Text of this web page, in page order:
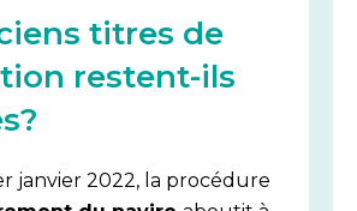
titres de
restent-ils
janvier 2022, la procédure